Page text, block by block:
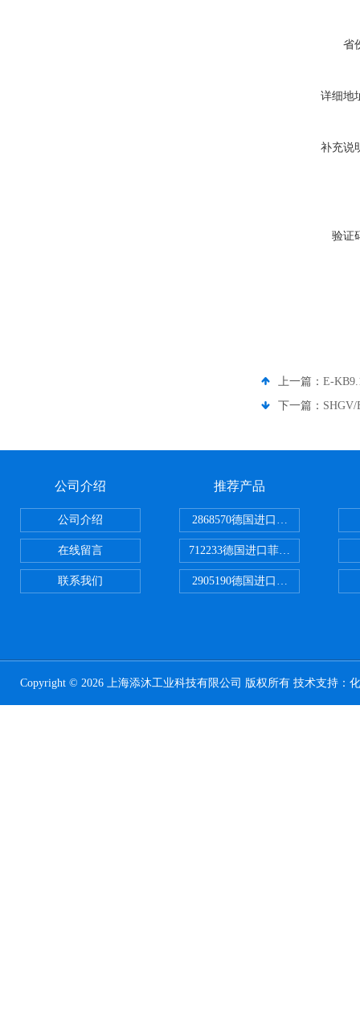
省
详细地
补充说
验证
上一篇： E-
下一篇： SHGV/
公司介绍
公司介绍
在线留言
联系我们
推荐产品
2868570德国进口菲尼克斯电源
712233德国进口菲尼克斯断路器
2905190德国进口菲尼克斯继电器
Copyright © 2026 上海添沐工业科技有限公司 版权所有 技术支持：